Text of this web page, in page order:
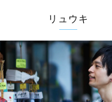
リュウキ